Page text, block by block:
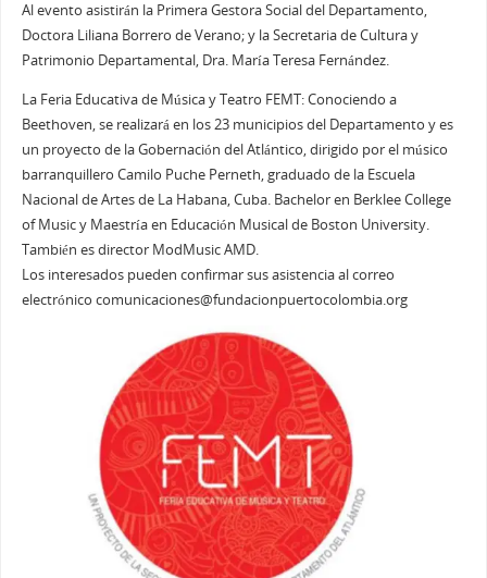
Al evento asistirán la Primera Gestora Social del Departamento,
Doctora Liliana Borrero de Verano; y la Secretaria de Cultura y
Patrimonio Departamental, Dra. María Teresa Fernández.
La Feria Educativa de Música y Teatro FEMT: Conociendo a
Beethoven, se realizará en los 23 municipios del Departamento y es
un proyecto de la Gobernación del Atlántico, dirigido por el músico
barranquillero Camilo Puche Perneth, graduado de la Escuela
Nacional de Artes de La Habana, Cuba. Bachelor en Berklee College
of Music y Maestría en Educación Musical de Boston University.
También es director ModMusic AMD.
Los interesados pueden confirmar sus asistencia al correo
electrónico comunicaciones@fundacionpuertocolombia.org